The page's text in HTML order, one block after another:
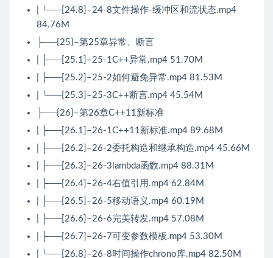
| └──[24.8]–24-8文件操作-缓冲区和流状态.mp4
84.76M
├──{25}–第25章异常、断言
| ├──[25.1]–25-1C++异常.mp4 51.70M
| ├──[25.2]–25-2如何避免异常.mp4 81.53M
| └──[25.3]–25-3C++断言.mp4 45.54M
├──{26}–第26章C++11新标准
| ├──[26.1]–26-1C++11新标准.mp4 89.68M
| ├──[26.2]–26-2委托构造和继承构造.mp4 45.66M
| ├──[26.3]–26-3lambda函数.mp4 88.31M
| ├──[26.4]–26-4右值引用.mp4 62.84M
| ├──[26.5]–26-5移动语义.mp4 60.19M
| ├──[26.6]–26-6完美转发.mp4 57.08M
| ├──[26.7]–26-7可变参数模板.mp4 53.30M
| └──[26.8]–26-8时间操作chrono库.mp4 82.50M